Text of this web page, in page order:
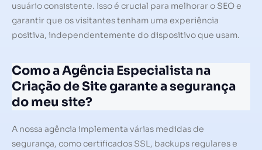
usuário consistente. Isso é crucial para melhorar o SEO e
garantir que os visitantes tenham uma experiência
positiva, independentemente do dispositivo que usam.
Como a Agência Especialista na
Criação de Site garante a segurança
do meu site?
A nossa agência implementa várias medidas de
segurança, como certificados SSL, backups regulares e